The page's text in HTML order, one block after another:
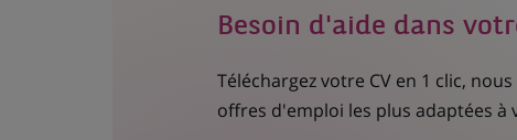
Besoin d'aide dans
Téléchargez votre CV en 1 clic,
offres d'emploi les plus adaptées à